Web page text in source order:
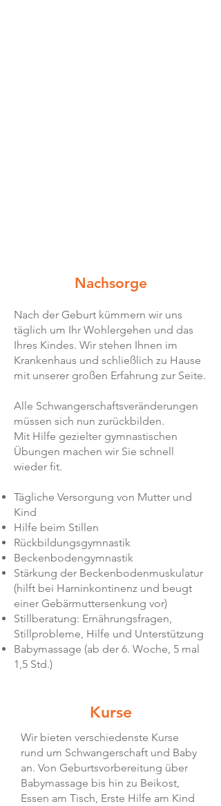
Nachsorge
Nach der Geburt kümmern wir uns
täglich um Ihr Wohlergehen und das
Ihres Kindes. Wir stehen Ihnen im
Krankenhaus und schließlich zu Hause
mit unserer großen Erfahrung zur Seite.
Alle Schwangerschaftsveränderungen
müssen sich nun zurückbilden.
Mit Hilfe gezielter gymnastischen
Übungen machen wir Sie schnell
wieder fit.
Tägliche Versorgung von Mutter und
Kind
Hilfe beim Stillen
Rückbildungsgymnastik
Beckenbodengymnastik
Stärkung der Beckenbodenmuskulatur
(hilft bei Harninkontinenz und beugt
einer Gebärmuttersenkung vor)
Stillberatung: Ernährungsfragen,
Stillprobleme, Hilfe und Unterstützung
Babymassage (ab der 6. Woche, 5 mal
1,5 Std.)
Kurse
Wir bieten verschiedenste Kurse
rund um Schwangerschaft und Baby
an. Von Geburtsvorbereitung über
Babymassage bis hin zu Beikost,
Essen am Tisch, Erste Hilfe am Kind